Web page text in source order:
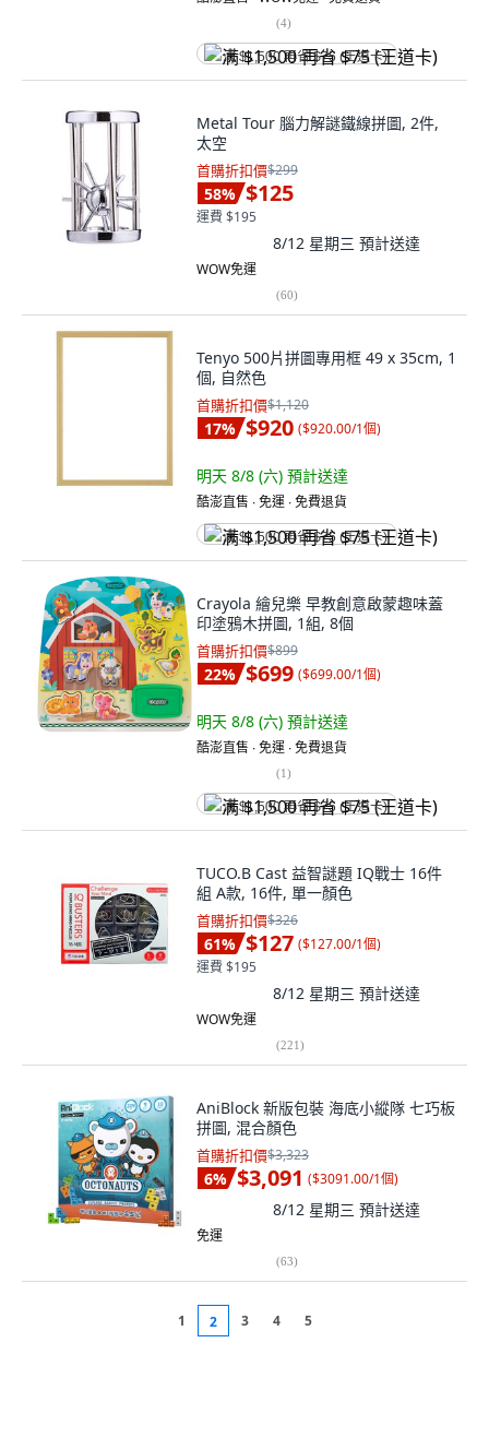
(4)
满 $1,500 再省 $75 (王道卡)
Metal Tour 腦力解謎鐵線拼圖, 2件,
太空
首購折扣價$299
58% $125
運費 $195
8/12 星期三 預計送達
WOW免運
(60)
Tenyo 500片拼圖專用框 49 x 35cm, 1
個, 自然色
首購折扣價$1,120
17% $920 ($920.00/1個)
明天 8/8 (六) 預計送達
酷澎直售 ∙ 免運 ∙ 免費退貨
满 $1,500 再省 $75 (王道卡)
Crayola 繪兒樂 早教創意啟蒙趣味蓋
印塗鴉木拼圖, 1組, 8個
首購折扣價$899
22% $699 ($699.00/1個)
明天 8/8 (六) 預計送達
酷澎直售 ∙ 免運 ∙ 免費退貨
(1)
满 $1,500 再省 $75 (王道卡)
TUCO.B Cast 益智謎題 IQ戰士 16件
組 A款, 16件, 單一顏色
首購折扣價$326
61% $127 ($127.00/1個)
運費 $195
8/12 星期三 預計送達
WOW免運
(221)
AniBlock 新版包裝 海底小縱隊 七巧板
拼圖, 混合顏色
首購折扣價$3,323
6% $3,091 ($3091.00/1個)
8/12 星期三 預計送達
免運
(63)
1 2 3 4 5